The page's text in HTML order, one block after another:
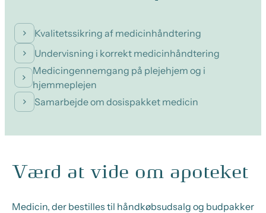
Kvalitetssikring af medicinhåndtering
Undervisning i korrekt medicinhåndtering
Medicingennemgang på plejehjem og i
hjemmeplejen
Samarbejde om dosispakket medicin
Værd at vide om apoteket
Medicin, der bestilles til håndkøbsudsalg og budpakker